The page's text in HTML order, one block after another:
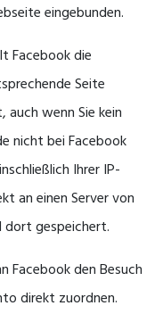
eingebunden.
Facebook die
Seite
wenn Sie kein
nicht bei Facebook
Ihrer IP-
an einen Server von
dort gespeichert.
Facebook den Besuch
direkt zuordnen.